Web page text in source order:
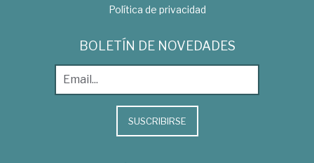
Política de privacidad
BOLETÍN DE NOVEDADES
SUSCRIBIRSE